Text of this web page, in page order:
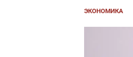
ЭКОНОМИКА